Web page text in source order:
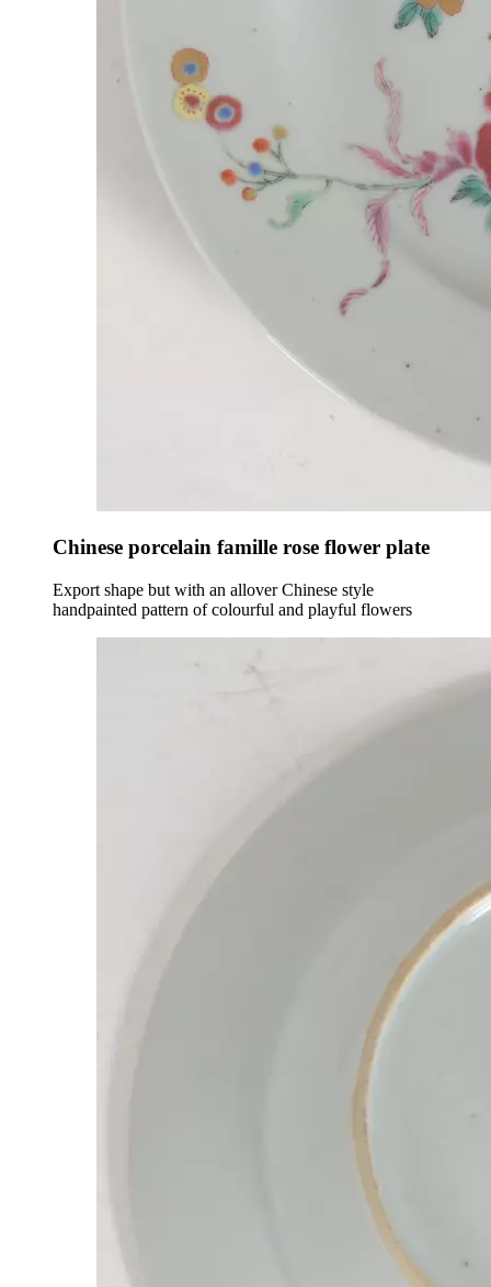
Chinese porcelain famille rose flower plate
Export shape but with an allover Chinese style
handpainted pattern of colourful and playful flowers